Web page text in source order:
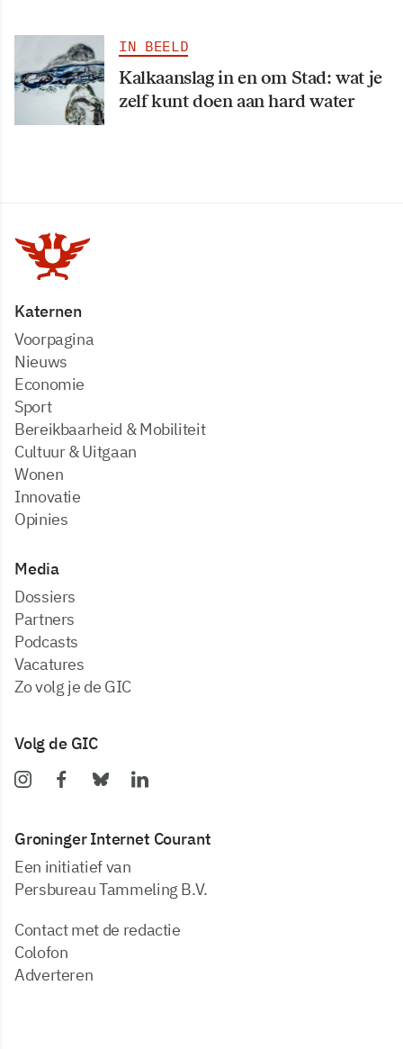
IN BEELD
Kalkaanslag in en om Stad: wat je
zelf kunt doen aan hard water
Katernen
Voorpagina
Nieuws
Economie
Sport
Bereikbaarheid & Mobiliteit
Cultuur & Uitgaan
Wonen
Innovatie
Opinies
Media
dossiers
partners
podcasts
vacatures
zo volg je de GIC
Volg de GIC
Groninger Internet Courant
Een initiatief van
Persbureau Tammeling B.V.
Contact met de redactie
Colofon
Adverteren